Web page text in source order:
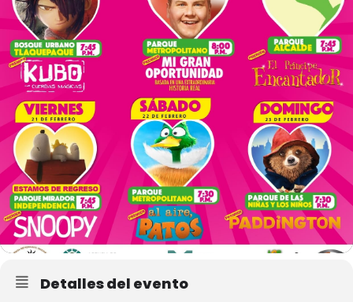
Detalles del evento